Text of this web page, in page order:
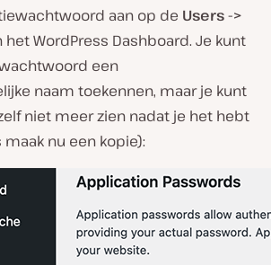
aan op de Users ->
het WordPress Dashboard. Je kunt
een
naam toekennen, maar je kunt
niet meer zien nadat je het hebt
nu een kopie):